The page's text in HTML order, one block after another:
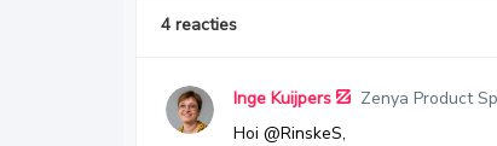
4 reacties
Inge Kuijpers Zenya Product
Hoi @RinskeS,